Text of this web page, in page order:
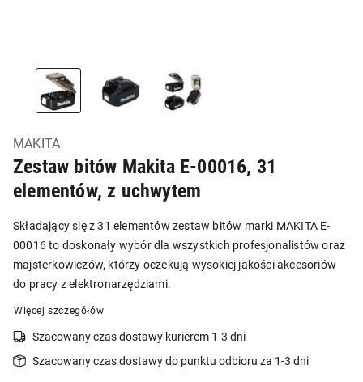
MAKITA
Zestaw bitów Makita E-00016, 31
elementów, z uchwytem
Składający się z 31 elementów zestaw bitów marki MAKITA E-
00016 to doskonały wybór dla wszystkich profesjonalistów oraz
majsterkowiczów, którzy oczekują wysokiej jakości akcesoriów
do pracy z elektronarzędziami.
Więcej szczegółów
Szacowany czas dostawy kurierem 1-3 dni
Szacowany czas dostawy do punktu odbioru za 1-3 dni